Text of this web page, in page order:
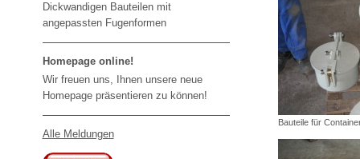
Bauteile für
Dickwandigen Bauteilen mit
angepassten Fugenformen
Homepage online!
Wir freuen uns, Ihnen unsere neue
Homepage präsentieren zu können!
Alle Meldungen